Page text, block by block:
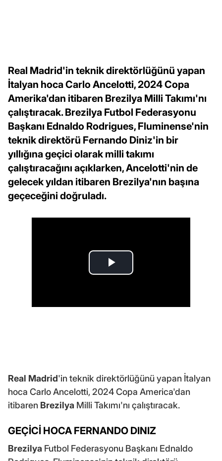
Real Madrid'in teknik direktörlüğünü yapan
İtalyan hoca Carlo Ancelotti, 2024 Copa
Amerika'dan itibaren Brezilya Milli Takımı'nı
çalıştıracak. Brezilya Futbol Federasyonu
Başkanı Ednaldo Rodrigues, Fluminense'nin
teknik direktörü Fernando Diniz'in bir
yıllığına geçici olarak milli takımı
çalıştıracağını açıklarken, Ancelotti'nin de
gelecek yıldan itibaren Brezilya'nın başına
geçeceğini doğruladı.
Real Madrid'in teknik direktörlüğünü yapan İtalyan
hoca Carlo Ancelotti, 2024 Copa America'dan
itibaren Brezilya Milli Takımı'nı çalıştıracak.
GEÇİCİ HOCA FERNANDO DINIZ
Brezilya Futbol Federasyonu Başkanı Ednaldo